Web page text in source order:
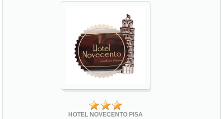
HOTEL NOVECENTO PISA